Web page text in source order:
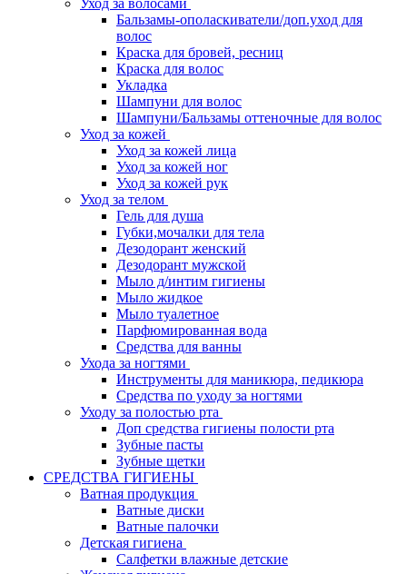
Уход за волосами
Бальзамы-ополаскиватели/доп.уход для
волос
Краска для бровей, ресниц
Краска для волос
Укладка
Шампуни для волос
Шампуни/Бальзамы оттеночные для волос
Уход за кожей
Уход за кожей лица
Уход за кожей ног
Уход за кожей рук
Уход за телом
Гель для душа
Губки,мочалки для тела
Дезодорант женский
Дезодорант мужской
Мыло д/интим гигиены
Мыло жидкое
Мыло туалетное
Парфюмированная вода
Средства для ванны
Ухода за ногтями
Инструменты для маникюра, педикюра
Средства по уходу за ногтями
Уходу за полостью рта
Доп средства гигиены полости рта
Зубные пасты
Зубные щетки
СРЕДСТВА ГИГИЕНЫ
Ватная продукция
Ватные диски
Ватные палочки
Детская гигиена
Салфетки влажные детские